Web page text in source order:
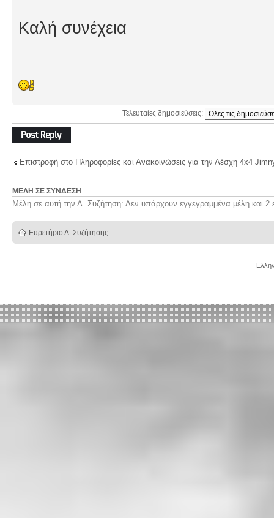
Καλή συνέχεια
Τελευταίες δημοσιεύσεις:
Δημιουργία
απάντησης
Επιστροφή στο Πληροφορίες και Ανακοινώσεις για την Λέσχη 4x4
ΜΈΛΗ ΣΕ ΣΎΝΔΕΣΗ
Μέλη σε αυτή την Δ. Συζήτηση: Δεν υπάρχουν εγγεγραμμένα μέλη και 2
Ευρετήριο Δ. Συζήτησης